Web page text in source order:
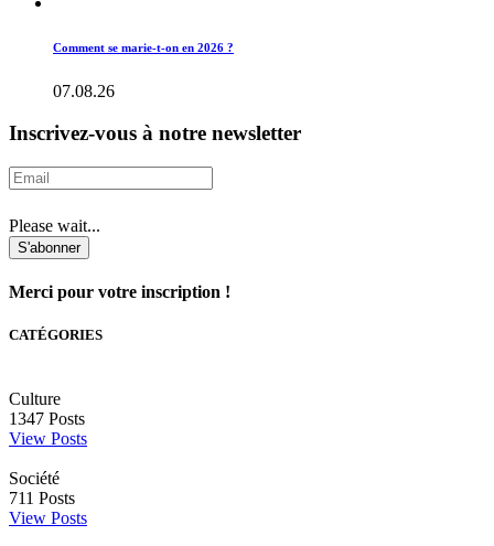
Comment se marie-t-on en 2026 ?
07.08.26
Inscrivez-vous à notre newsletter
Please wait...
S'abonner
Merci pour votre inscription !
CATÉGORIES
Culture
1347 Posts
View Posts
Société
711 Posts
View Posts